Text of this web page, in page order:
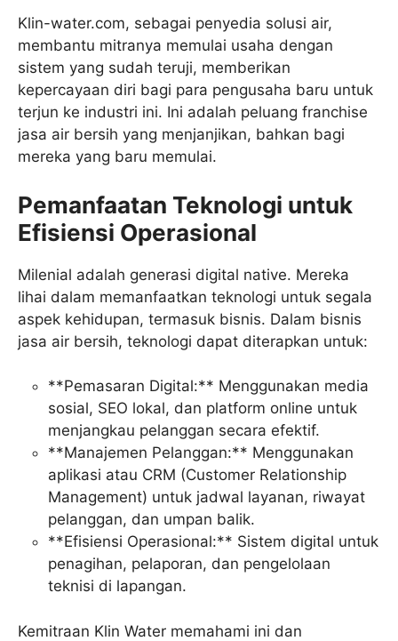
Klin-water.com, sebagai penyedia solusi air,
membantu mitranya memulai usaha dengan
sistem yang sudah teruji, memberikan
kepercayaan diri bagi para pengusaha baru untuk
terjun ke industri ini. Ini adalah peluang franchise
jasa air bersih yang menjanjikan, bahkan bagi
mereka yang baru memulai.
Pemanfaatan Teknologi untuk
Efisiensi Operasional
Milenial adalah generasi digital native. Mereka
lihai dalam memanfaatkan teknologi untuk segala
aspek kehidupan, termasuk bisnis. Dalam bisnis
jasa air bersih, teknologi dapat diterapkan untuk:
**Pemasaran Digital:** Menggunakan media
sosial, SEO lokal, dan platform online untuk
menjangkau pelanggan secara efektif.
**Manajemen Pelanggan:** Menggunakan
aplikasi atau CRM (Customer Relationship
Management) untuk jadwal layanan, riwayat
pelanggan, dan umpan balik.
**Efisiensi Operasional:** Sistem digital untuk
penagihan, pelaporan, dan pengelolaan
teknisi di lapangan.
Kemitraan Klin Water memahami ini dan